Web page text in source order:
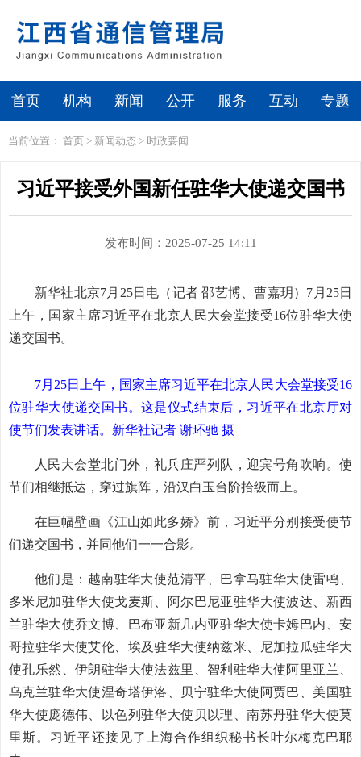
首页 机构 新闻 公开 服务 互动 专题
当前位置： 首页 > 新闻动态 > 时政要闻
习近平接受外国新任驻华大使递交国书
发布时间：2025-07-25 14:11
新华社北京7月25日电（记者 邵艺博、曹嘉玥）7月25日
上午，国家主席习近平在北京人民大会堂接受16位驻华大使
递交国书。
7月25日上午，国家主席习近平在北京人民大会堂接受16
位驻华大使递交国书。这是仪式结束后，习近平在北京厅对
使节们发表讲话。新华社记者 谢环驰 摄
人民大会堂北门外，礼兵庄严列队，迎宾号角吹响。使
节们相继抵达，穿过旗阵，沿汉白玉台阶拾级而上。
在巨幅壁画《江山如此多娇》前，习近平分别接受使节
们递交国书，并同他们一一合影。
他们是：越南驻华大使范清平、巴拿马驻华大使雷鸣、
多米尼加驻华大使戈麦斯、阿尔巴尼亚驻华大使波达、新西
兰驻华大使乔文博、巴布亚新几内亚驻华大使卡姆巴内、安
哥拉驻华大使艾伦、埃及驻华大使纳兹米、尼加拉瓜驻华大
使孔乐然、伊朗驻华大使法兹里、智利驻华大使阿里亚兰、
乌克兰驻华大使涅奇塔伊洛、贝宁驻华大使阿贾巴、美国驻
华大使庞德伟、以色列驻华大使贝以理、南苏丹驻华大使莫
里斯。习近平还接见了上海合作组织秘书长叶尔梅克巴耶